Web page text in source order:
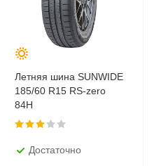
Летняя шина SUNWIDE
185/60 R15 RS-zero
84H
Достаточно